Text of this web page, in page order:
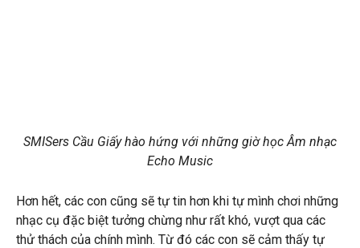
SMISers Cầu Giấy hào hứng với những giờ học Âm nhạc
Echo Music
Hơn hết, các con cũng sẽ tự tin hơn khi tự mình chơi những
nhạc cụ đặc biệt tưởng chừng như rất khó, vượt qua các
thử thách của chính mình. Từ đó các con sẽ cảm thấy tự